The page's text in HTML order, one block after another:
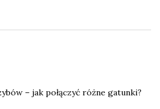
– jak połączyć różne gatunki?